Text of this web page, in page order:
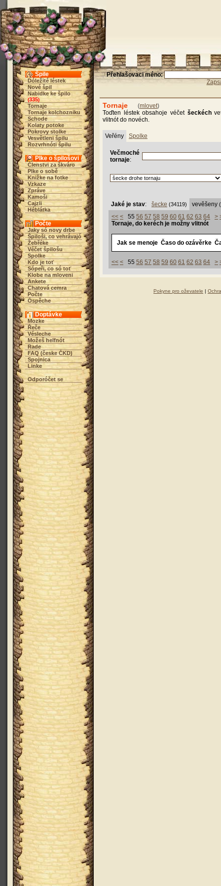
Špile
Dóležité léstek
Nové špil
Nabidke ke špilo
(335)
Tornaje
Tornaje kolchozniku
Schode
Kolaty potoke
Pokrovy stolke
Vesvětleni špilu
Rozvrhnóti špilu
Plke o špilošovi
Členstvi za škváro
Plke o sobě
Knižke na fotke
Vzkaze
Zpráve
Kamoši
Cajzli
Héblátka
Počte
Jaky só novy drbe
Špiloši, co vehrávajó
Žebřéke
Véčet špilošu
Spolke
Kdo je toť
Sópeři, co só toť
Klobe na mloveni
Ankete
Chatová cemra
Počte
Óspěche
Doptávke
Mozke
Řeče
Vésleche
Možeš helfnót
Rade
FAQ (česke ČKD)
Spojnica
Linke
Odporóčet se
Přehlašovaci méno:
Tornaje (mlovet)
Toďten léstek obsahoje véčet šeckéch
vlitnót do novéch.
Veřény Spolke
Večmoché
tornaje:
Jaké je stav: šecke (34119) vevěšeny
<< < 55 56 57 58 59 60 61 62 63 64 >
Tornaje, do keréch je možny vlitnót
Jak se menoje Časo do ozávěrke
<< < 55 56 57 58 59 60 61 62 63 64 >
Pokyne pro oževatele |